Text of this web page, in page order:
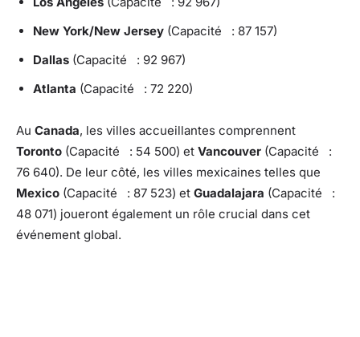
New York/New Jersey (Capacité : 87 157)
Dallas (Capacité : 92 967)
Atlanta (Capacité : 72 220)
Au Canada, les villes accueillantes comprennent
Toronto (Capacité : 54 500) et Vancouver (Capacité :
76 640). De leur côté, les villes mexicaines telles que
Mexico (Capacité : 87 523) et Guadalajara (Capacité :
48 071) joueront également un rôle crucial dans cet
événement global.